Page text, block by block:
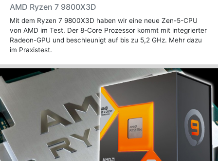
AMD Ryzen 7 9800X3D
Mit dem Ryzen 7 9800X3D haben wir eine neue Zen-5-CPU
von AMD im Test. Der 8-Core Prozessor kommt mit integrierter
Radeon-GPU und beschleunigt auf bis zu 5,2 GHz. Mehr dazu
im Praxistest.